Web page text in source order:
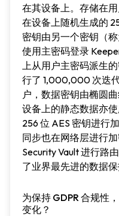
在其设备上。存储在
在设备上随机生成的
密钥由另一个密钥（
使用主密码登录
上从用户主密码派生
行了 1,000,000 次迭
户，数据密钥由椭圆
设备上的静态数据亦
256 位 AES 密钥进行
同步也在网络层进行
Security Vault 进行路
了业界最先进的数据保
为保持 GDPR 合规性
变化？